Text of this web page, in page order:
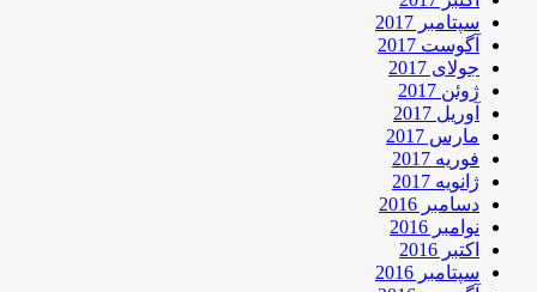
سپتامبر 2017
آگوست 2017
جولای 2017
ژوئن 2017
آوریل 2017
مارس 2017
فوریه 2017
ژانویه 2017
دسامبر 2016
نوامبر 2016
اکتبر 2016
سپتامبر 2016